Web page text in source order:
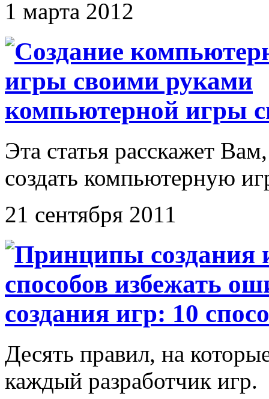
1 марта 2012
компьютерной игры
Эта статья расскажет
создать компьютерную
21 сентября 2011
создания игр: 10
Десять правил, на
каждый разработчик игр.